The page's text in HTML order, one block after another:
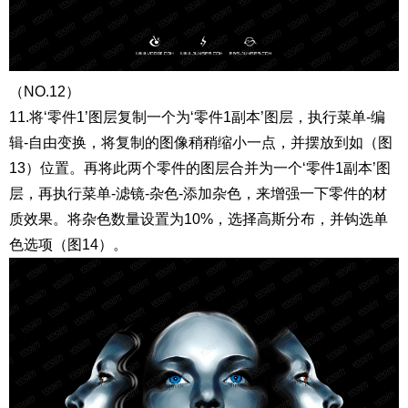
（NO.12）
11.将‘零件1’图层复制一个为‘零件1副本’图层，执行菜单-编
辑-自由变换，将复制的图像稍稍缩小一点，并摆放到如（图
13）位置。再将此两个零件的图层合并为一个‘零件1副本’图
层，再执行菜单-滤镜-杂色-添加杂色，来增强一下零件的材
质效果。将杂色数量设置为10%，选择高斯分布，并钩选单
色选项（图14）。